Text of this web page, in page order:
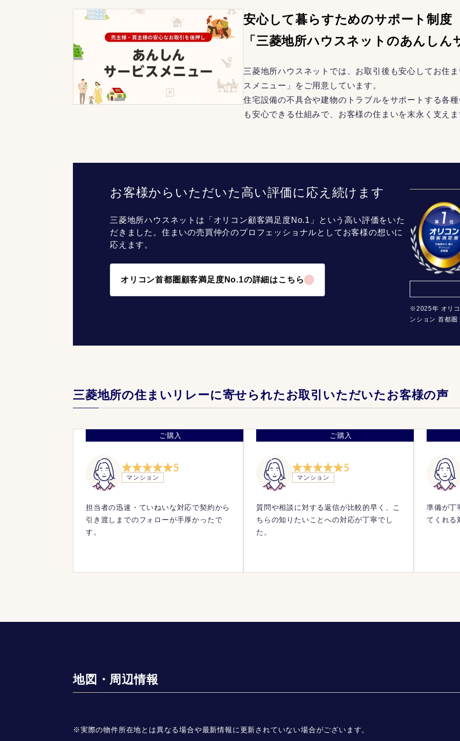
安心して暮らすためのサポート制度
「三菱地所ハウスネットのあんしん
三菱地所ハウスネットでは、お取引後も安心してお住
スメニュー」をご用意しています。
住宅設備の不具合や建物のトラブルをサポートする各
も安心できる仕組みで、お客様の住まいを末永く支えま
お客様からいただいた高い評価に応え続けます
三菱地所ハウスネットは「オリコン顧客満足度No.1」という高い評価をいた
だきました。住まいの売買仲介のプロフェッショナルとしてお客様の想いに
応えます。
オリコン首都圏顧客満足度No.1の詳細はこちら
※2025年 オリ
ンション 首都圏
三菱地所の住まいリレーに寄せられたお取引いただいたお客様の声
ご購入
5
マンション
担当者の迅速・ていねいな対応で契約から
引き渡しまでのフォローが手厚かったで
す。
ご購入
5
マンション
質問や相談に対する返信が比較的早く、こ
ちらの知りたいことへの対応が丁寧でし
た。
準備が丁
てくれる
地図・周辺情報
※実際の物件所在地とは異なる場合や最新情報に更新されていない場合がございます。